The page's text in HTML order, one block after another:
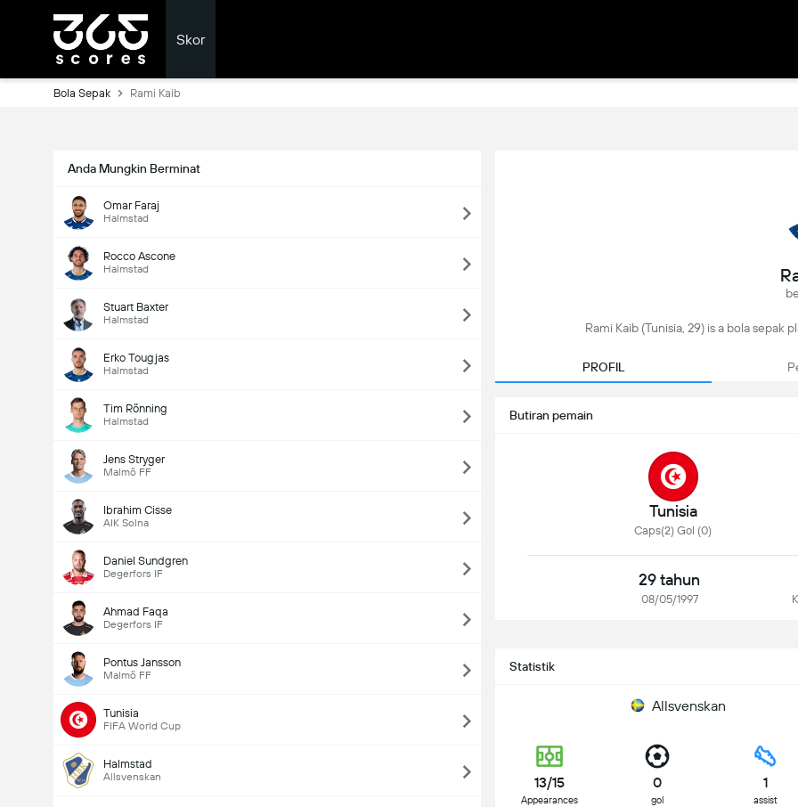
Skor
Bola Sepak Rami Kaib
Anda Mungkin Berminat
Omar Faraj
Halmstad
Rocco Ascone
Halmstad
Stuart Baxter
Halmstad
Erko Tougjas
Halmstad
Tim Rönning
Halmstad
Jens Stryger
Malmö FF
Ibrahim Cisse
AIK Solna
Daniel Sundgren
Degerfors IF
Ahmad Faqa
Degerfors IF
Pontus Jansson
Malmö FF
Tunisia
FIFA World Cup
Halmstad
Allsvenskan
Rami Kaib (Tunisia, 29) is a bola sepak
PROFIL
Butiran pemain
Tunisia
Caps(2) Gol (0)
29 tahun
08/05/1997
Statistik
Allsvenskan
13/15
Appearances
0
gol
1
assist